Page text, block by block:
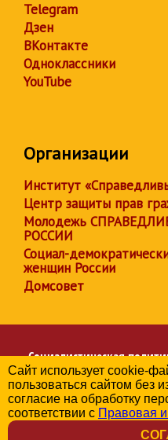
Telegram
Дзен
ВКонтакте
Одноклассники
YouTube
Организации
Институт
Центр защиты прав
Молодежь
РОССИИ
Социал-
женщин России
Домсовет
Социалистическая
Региональное отделение
©
Политика в отношении
Сайт использует cookie-
пользоваться сайтом без
согласие на обработку
соответствии с Правовая